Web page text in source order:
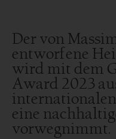
Der von
entworfene
wird mit dem
Award 2023
eine
vorwegnimmt.